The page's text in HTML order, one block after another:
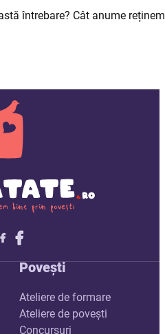
întrebare? Cât anume
Follow me on X
Follow me on LinkedIn
Follow me on X
Povești
Ateliere de formare
Ateliere de povești
Concursuri